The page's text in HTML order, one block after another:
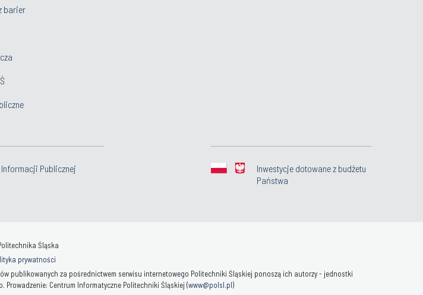
barier
Informacji Publicznej
Inwestycje dotowane z budżetu
Państwa
Śląska
prywatności
publikowanych za pośrednictwem serwisu internetowego Politechniki Śląskiej ponoszą ich autorzy - jednostki
Centrum Informatyczne Politechniki Śląskiej (www@polsl.pl)